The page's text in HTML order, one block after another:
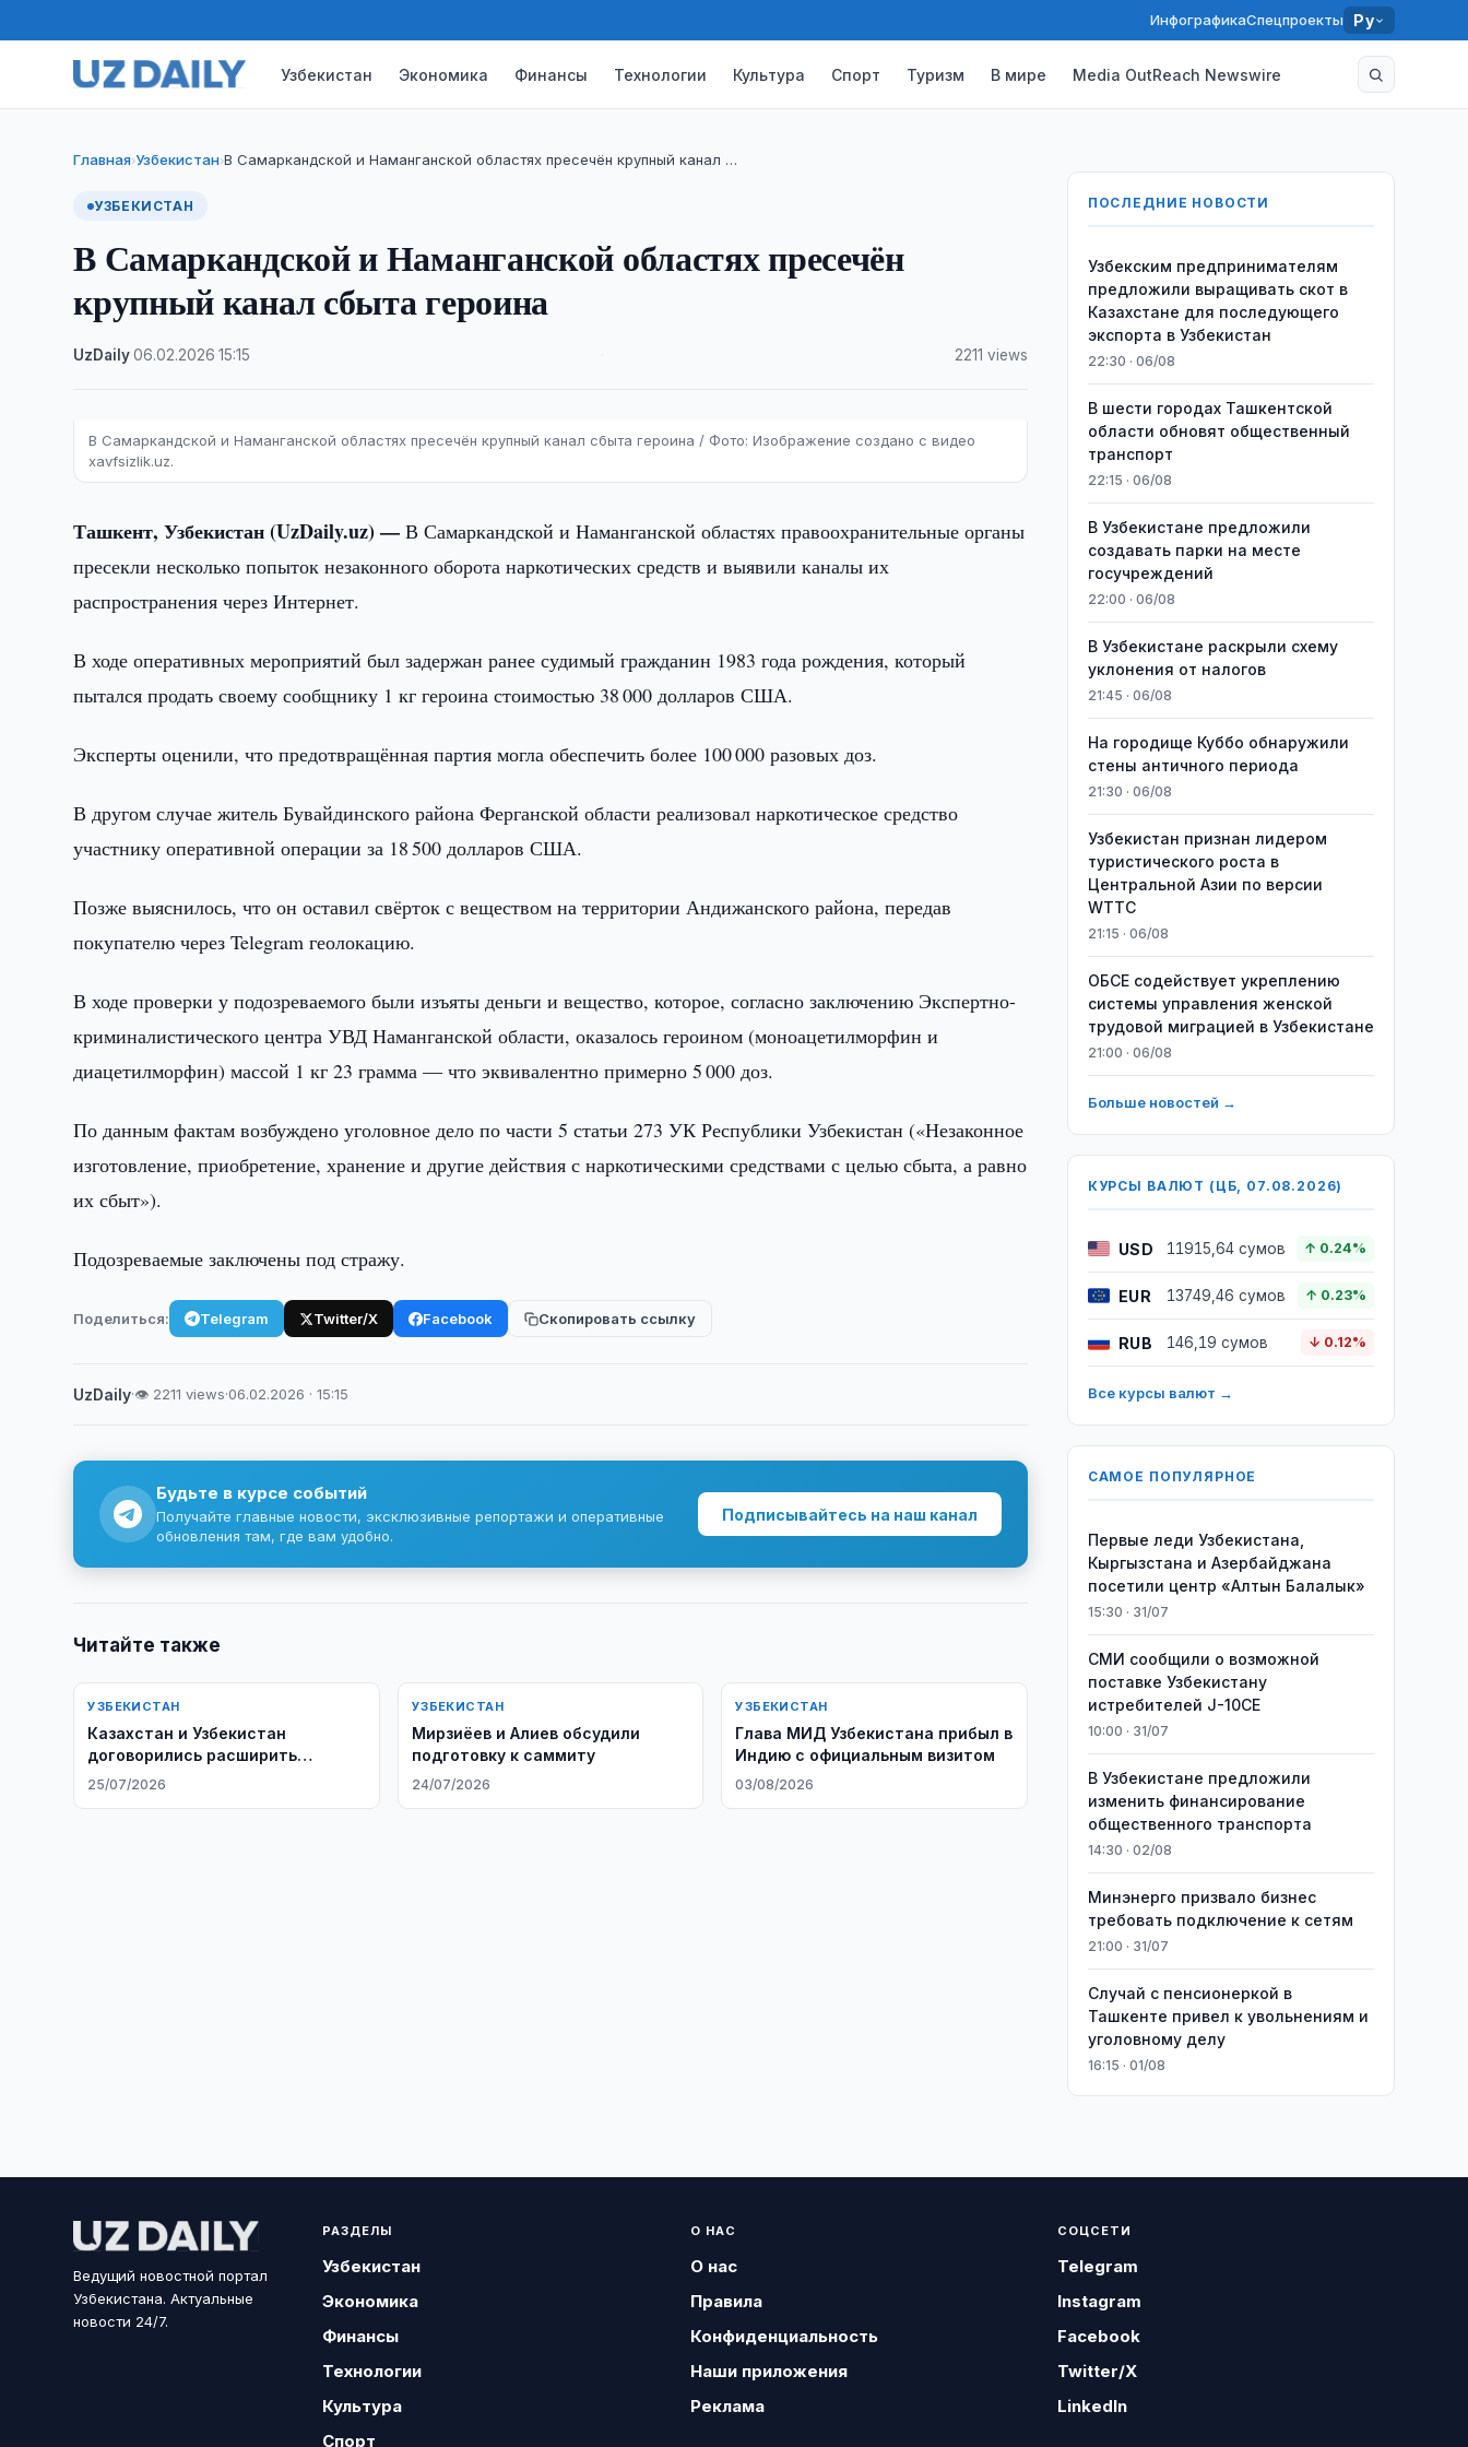
ИнфографикаСпецпроекты Ру
Узбекистан Экономика Финансы Технологии Культура Спорт Туризм В мире Media OutReach Newswire
Главная›Узбекистан›В Самаркандской и Наманганской областях пресечён крупный канал …
УЗБЕКИСТАН
В Самаркандской и Наманганской областях пресечён
крупный канал сбыта героина
UzDaily·06.02.2026 ·15:15 2211 views
В Самаркандской и Наманганской областях пресечён крупный канал сбыта героина / Фото: Изображение создано с видео
xavfsizlik.uz.
Ташкент, Узбекистан (UzDaily.uz) —В Самаркандской и Наманганской областях правоохранительные органы
пресекли несколько попыток незаконного оборота наркотических средств и выявили каналы их
распространения через Интернет.
В ходе оперативных мероприятий был задержан ранее судимый гражданин 1983 года рождения, который
пытался продать своему сообщнику 1 кг героина стоимостью 38 000 долларов США.
Эксперты оценили, что предотвращённая партия могла обеспечить более 100 000 разовых доз.
В другом случае житель Бувайдинского района Ферганской области реализовал наркотическое средство
участнику оперативной операции за 18 500 долларов США.
Позже выяснилось, что он оставил свёрток с веществом на территории Андижанского района, передав
покупателю через Telegram геолокацию.
В ходе проверки у подозреваемого были изъяты деньги и вещество, которое, согласно заключению Экспертно-
криминалистического центра УВД Наманганской области, оказалось героином (моноацетилморфин и
диацетилморфин) массой 1 кг 23 грамма — что эквивалентно примерно 5 000 доз.
По данным фактам возбуждено уголовное дело по части 5 статьи 273 УК Республики Узбекистан («Незаконное
изготовление, приобретение, хранение и другие действия с наркотическими средствами с целью сбыта, а равно
их сбыт»).
Подозреваемые заключены под стражу.
Поделиться: Telegram Twitter/X Facebook Скопировать ссылку
UzDaily·👁 2211 views·06.02.2026 · 15:15
Будьте в курсе событий
Получайте главные новости, эксклюзивные репортажи и оперативные
обновления там, где вам удобно.
Подписывайтесь на наш канал
Читайте также
УЗБЕКИСТАН
Казахстан и Узбекистан
договорились расширить
экономическое сотрудничество
25/07/2026
УЗБЕКИСТАН
Мирзиёев и Алиев обсудили
подготовку к саммиту
24/07/2026
УЗБЕКИСТАН
Глава МИД Узбекистана прибыл в
Индию с официальным визитом
03/08/2026
ПОСЛЕДНИЕ НОВОСТИ
Узбекским предпринимателям
предложили выращивать скот в
Казахстане для последующего
экспорта в Узбекистан
22:30 · 06/08
В шести городах Ташкентской
области обновят общественный
транспорт
22:15 · 06/08
В Узбекистане предложили
создавать парки на месте
госучреждений
22:00 · 06/08
В Узбекистане раскрыли схему
уклонения от налогов
21:45 · 06/08
На городище Куббо обнаружили
стены античного периода
21:30 · 06/08
Узбекистан признан лидером
туристического роста в
Центральной Азии по версии
WTTC
21:15 · 06/08
ОБСЕ содействует укреплению
системы управления женской
трудовой миграцией в Узбекистане
21:00 · 06/08
Больше новостей →
КУРСЫ ВАЛЮТ (ЦБ, 07.08.2026)
USD 11915,64 сумов ↑ 0.24%
EUR 13749,46 сумов ↑ 0.23%
RUB 146,19 сумов ↓ 0.12%
Все курсы валют →
САМОЕ ПОПУЛЯРНОЕ
Первые леди Узбекистана,
Кыргызстана и Азербайджана
посетили центр «Алтын Балалык»
15:30 · 31/07
СМИ сообщили о возможной
поставке Узбекистану
истребителей J-10CE
10:00 · 31/07
В Узбекистане предложили
изменить финансирование
общественного транспорта
14:30 · 02/08
Минэнерго призвало бизнес
требовать подключение к сетям
21:00 · 31/07
Случай с пенсионеркой в
Ташкенте привел к увольнениям и
уголовному делу
16:15 · 01/08
Ведущий новостной портал
Узбекистана. Актуальные
новости 24/7.
РАЗДЕЛЫ
Узбекистан
Экономика
Финансы
Технологии
Культура
Спорт
О НАС
О нас
Правила
Конфиденциальность
Наши приложения
Реклама
СОЦСЕТИ
Telegram
Instagram
Facebook
Twitter/X
LinkedIn